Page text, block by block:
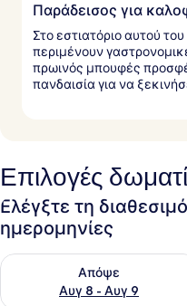
Παράδεισος για
Στο εστιατόριο αυτού
περιμένουν
πρωινός μπουφές
πανδαισία για να
Επιλογές
Ελέγξτε τη
ημερομηνίες
Απόψε
Αυγ 8 - Αυγ 9
Έλεγχος διαθεσιμότητας